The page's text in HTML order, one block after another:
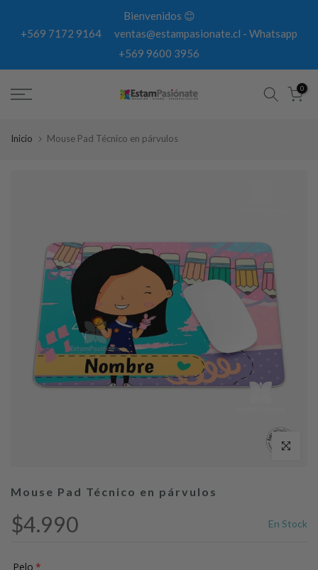
Bienvenidos 😊
+569 7172 9164
ventas@estampasionate.cl - Whatsapp
+569 9600 3956
0
Inicio Mouse Pad Técnico en párvulos
Clic para
Mouse Pad Técnico en párvulos
$4.990 En Stock
Pelo